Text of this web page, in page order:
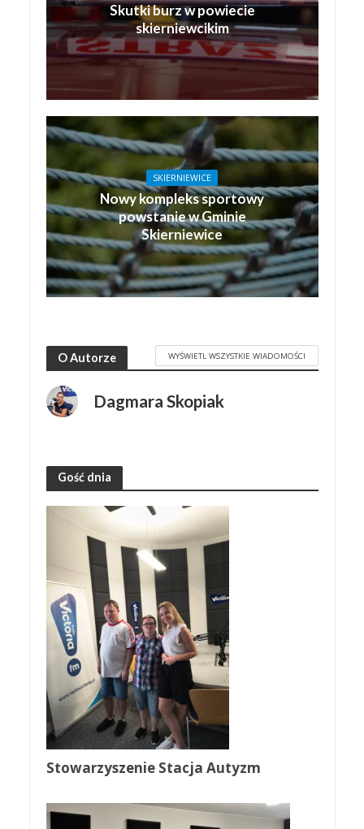
Skutki burz w powiecie
skierniewcikim
SKIERNIEWICE
Nowy kompleks sportowy
powstanie w Gminie
Skierniewice
O Autorze WYŚWIETL WSZYSTKIE WIADOMOŚCI
Dagmara Skopiak
Gość dnia
Stowarzyszenie Stacja Autyzm